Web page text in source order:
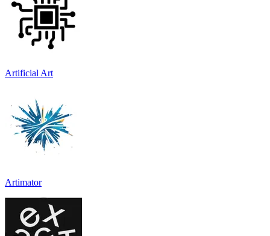
Artificial Art
Artimator